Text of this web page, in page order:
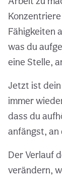
Fähigkeiten
was du
eine Stelle,
Jetzt ist dein
immer
dass du
anfängst, an
Der Verlauf
verändern,